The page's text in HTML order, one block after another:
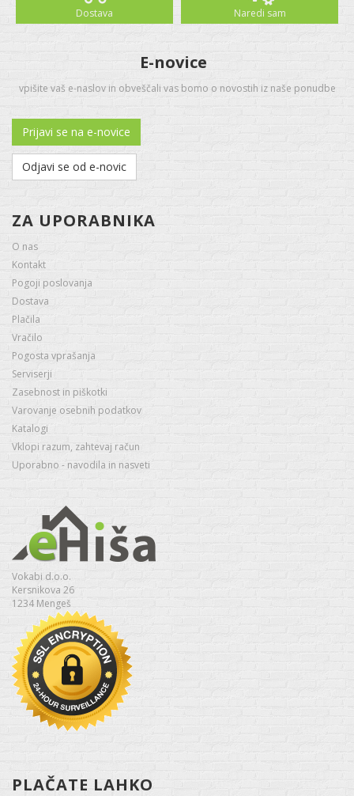
Dostava Naredi sam
E-novice
vpišite vaš e-naslov in obveščali vas bomo o novostih iz naše ponudbe
Prijavi se na e-novice
Odjavi se od e-novic
ZA UPORABNIKA
O nas
Kontakt
Pogoji poslovanja
Dostava
Plačila
Vračilo
Pogosta vprašanja
Serviserji
Zasebnost in piškotki
Varovanje osebnih podatkov
Katalogi
Vklopi razum, zahtevaj račun
Uporabno - navodila in nasveti
Vokabi d.o.o.
Kersnikova 26
1234 Mengeš
PLAČATE LAHKO